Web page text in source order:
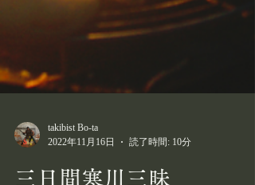
takibist Bo-ta